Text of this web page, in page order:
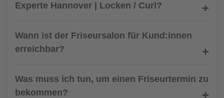
Experte Hannover | Locken / Curl?
Wann ist der Friseursalon für Kund:innen
erreichbar?
Was muss ich tun, um einen Friseurtermin zu
bekommen?